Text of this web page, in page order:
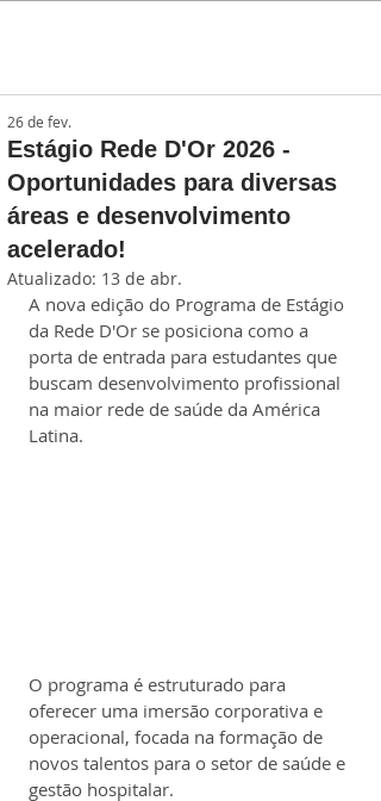
Estágio Rede D'Or 2026 -
Oportunidades para diversas
áreas e desenvolvimento
acelerado!
26 de fev.
Atualizado: 13 de abr.
A nova edição do Programa de Estágio
da Rede D'Or se posiciona como a
porta de entrada para estudantes que
buscam desenvolvimento profissional
na maior rede de saúde da América
Latina.
O programa é estruturado para
oferecer uma imersão corporativa e
operacional, focada na formação de
novos talentos para o setor de saúde e
gestão hospitalar.